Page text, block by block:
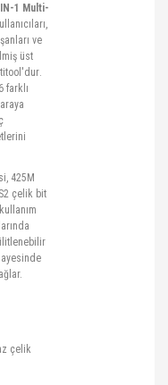
1 Multi-
ve
üst
.
farklı
425M
çelik bit
çelik